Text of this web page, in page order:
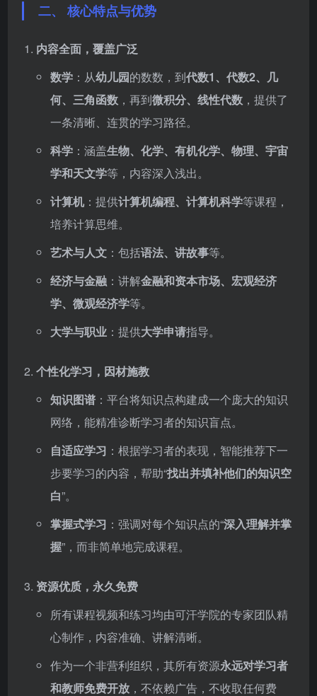
二、 核心特点与优势
内容全面，覆盖广泛
数学 ：从幼儿园的数数，到代数1、代数2、几
何、三角函数 ，再到微积分、线性代数 ，提供了
一条清晰、连贯的学习路径。
科学 ：涵盖生物、化学、有机化学、物理、宇宙
学和天文学等，内容深入浅出。
计算机：提供计算机编程、计算机科学等课程，
培养计算思维。
艺术与人文 ：包括语法、讲故事等。
经济与金融 ：讲解金融和资本市场、宏观经济
学、微观经济学等。
大学与职业 ：提供大学申请指导。
个性化学习，因材施教
知识图谱 ：平台将知识点构建成一个庞大的知识
网络，能精准诊断学习者的知识盲点。
自适应学习 ：根据学习者的表现，智能推荐下一
步要学习的内容，帮助“找出并填补他们的知识空
白”。
掌握式学习 ：强调对每个知识点的“深入理解并掌
握”，而非简单地完成课程。
资源优质，永久免费
所有课程视频和练习均由可汗学院的专家团队精
心制作，内容准确、讲解清晰。
作为一个非营利组织，其所有资源永远对学习者
和教师免费开放 ，不依赖广告，不收取任何费